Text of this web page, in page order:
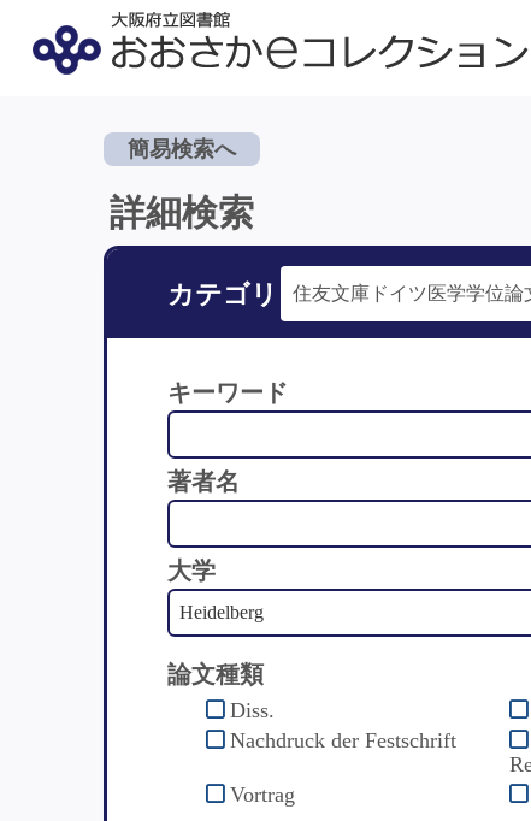
簡易検索へ
詳細検索
カテゴリ
キーワード
著者名
大学
論文種類
Diss.
Nachdruck der Festschrift
Vortrag